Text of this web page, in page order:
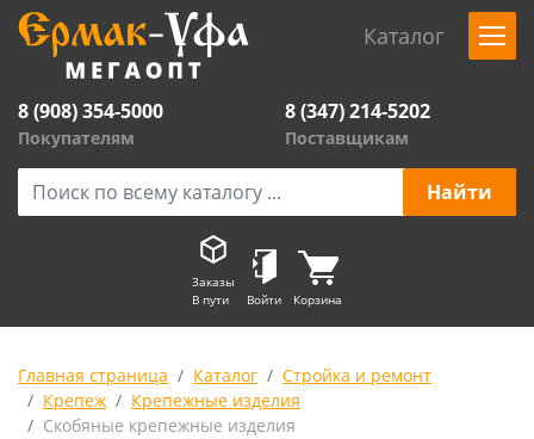
Каталог
8 (908) 354-5000
Покупателям
8 (347) 214-5202
Поставщикам
Заказы
В пути
Войти Корзина
Главная страница Каталог
Стройка и ремонт
Крепеж
Крепежные изделия
Скобяные крепежные изделия